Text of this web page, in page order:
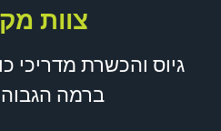
צוות
גיוס והכשרת מדריכי
ברמה